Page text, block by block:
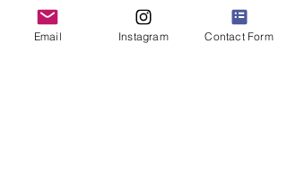
Email Instagram Contact Form